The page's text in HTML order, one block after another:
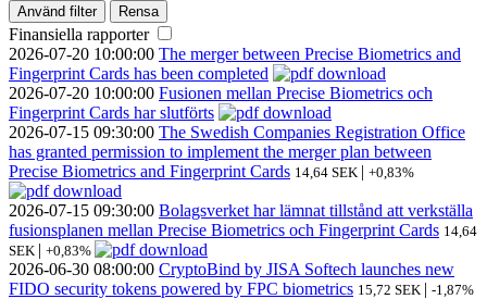
Använd filter Rensa
Finansiella rapporter
2026-07-20 10:00:00 The merger between Precise Biometrics and
Fingerprint Cards has been completed
2026-07-20 10:00:00 Fusionen mellan Precise Biometrics och
Fingerprint Cards har slutförts
2026-07-15 09:30:00 The Swedish Companies Registration Office
has granted permission to implement the merger plan between
Precise Biometrics and Fingerprint Cards 14,64 SEK | +0,83%
2026-07-15 09:30:00 Bolagsverket har lämnat tillstånd att verkställa
fusionsplanen mellan Precise Biometrics och Fingerprint Cards 14,64
SEK | +0,83%
2026-06-30 08:00:00 CryptoBind by JISA Softech launches new
FIDO security tokens powered by FPC biometrics 15,72 SEK | -1,87%